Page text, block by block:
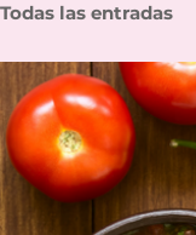
Todas las entradas
Cocina chilena